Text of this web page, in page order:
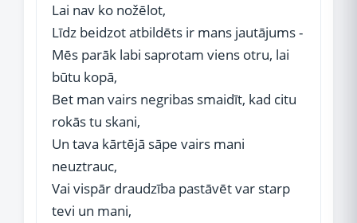
Lai nav ko nožēlot,
Līdz beidzot atbildēts ir mans jautājums -
Mēs parāk labi saprotam viens otru, lai
būtu kopā,
Bet man vairs negribas smaidīt, kad citu
rokās tu skani,
Un tava kārtējā sāpe vairs mani
neuztrauc,
Vai vispār draudzība pastāvēt var starp
tevi un mani,